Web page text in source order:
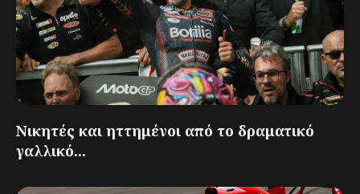
Νικητές και ηττημένοι από το δραματικό
γαλλικό...